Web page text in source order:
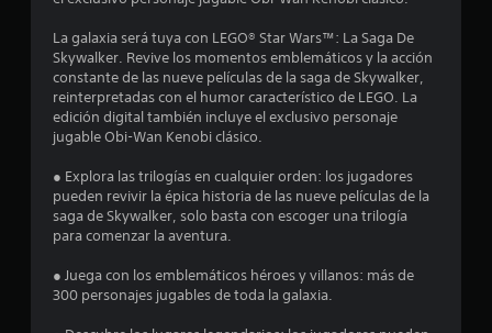
u
n
t
l
d
La galaxia será tuya con LEGO® Star Wars™: La Saga De
Skywalker. Revive los momentos emblemáticos y la acción
constante de las nueve películas de la saga de Skywalker,
reinterpretadas con el humor característico de LEGO. La
edición digital también incluye el exclusivo personaje
jugable Obi-Wan Kenobi clásico.
● Explora las trilogías en cualquier orden: los jugadores
pueden revivir la épica historia de las nueve películas de la
saga de Skywalker, solo basta con escoger una trilogía
para comenzar la aventura.
● Juega con los emblemáticos héroes y villanos: más de
300 personajes jugables de toda la galaxia.